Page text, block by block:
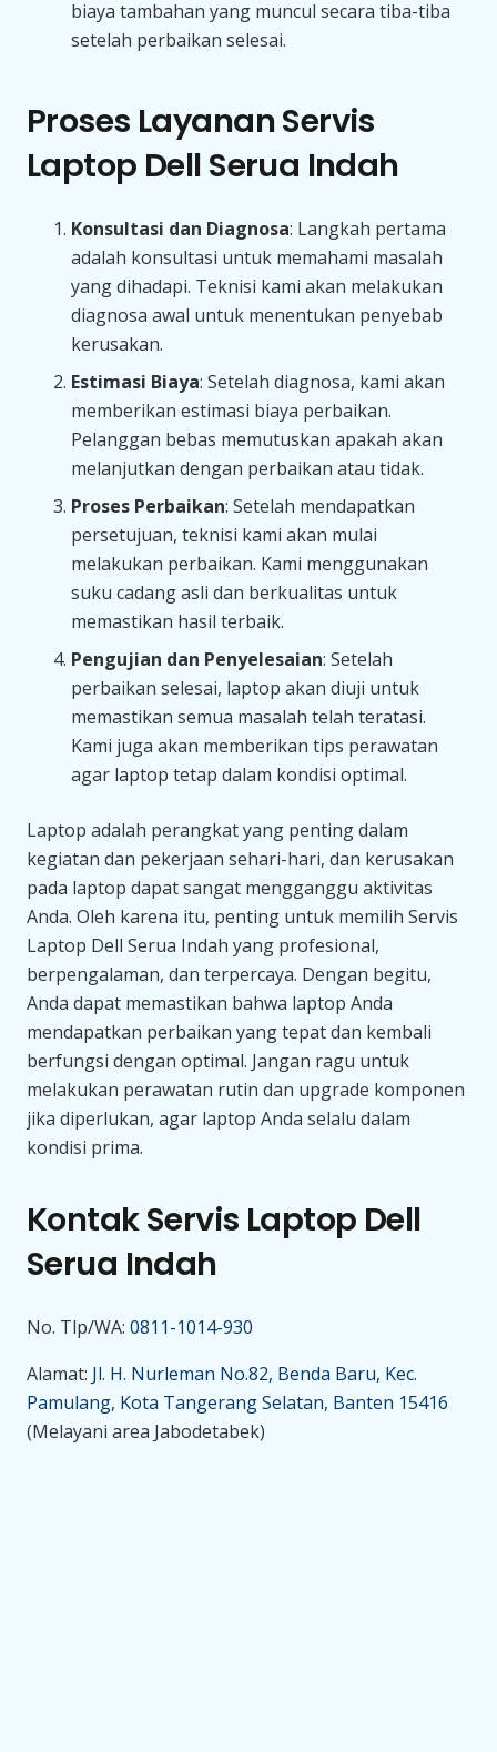
biaya tambahan yang muncul secara tiba-tiba
setelah perbaikan selesai.
Proses Layanan Servis
Laptop Dell Serua Indah
Konsultasi dan Diagnosa: Langkah pertama
adalah konsultasi untuk memahami masalah
yang dihadapi. Teknisi kami akan melakukan
diagnosa awal untuk menentukan penyebab
kerusakan.
Estimasi Biaya: Setelah diagnosa, kami akan
memberikan estimasi biaya perbaikan.
Pelanggan bebas memutuskan apakah akan
melanjutkan dengan perbaikan atau tidak.
Proses Perbaikan: Setelah mendapatkan
persetujuan, teknisi kami akan mulai
melakukan perbaikan. Kami menggunakan
suku cadang asli dan berkualitas untuk
memastikan hasil terbaik.
Pengujian dan Penyelesaian: Setelah
perbaikan selesai, laptop akan diuji untuk
memastikan semua masalah telah teratasi.
Kami juga akan memberikan tips perawatan
agar laptop tetap dalam kondisi optimal.
Laptop adalah perangkat yang penting dalam
kegiatan dan pekerjaan sehari-hari, dan kerusakan
pada laptop dapat sangat mengganggu aktivitas
Anda. Oleh karena itu, penting untuk memilih Servis
Laptop Dell Serua Indah yang profesional,
berpengalaman, dan terpercaya. Dengan begitu,
Anda dapat memastikan bahwa laptop Anda
mendapatkan perbaikan yang tepat dan kembali
berfungsi dengan optimal. Jangan ragu untuk
melakukan perawatan rutin dan upgrade komponen
jika diperlukan, agar laptop Anda selalu dalam
kondisi prima.
Kontak Servis Laptop Dell
Serua Indah
No. Tlp/WA: 0811-1014-930
Alamat: Jl. H. Nurleman No.82, Benda Baru, Kec.
Pamulang, Kota Tangerang Selatan, Banten 15416
(Melayani area Jabodetabek)